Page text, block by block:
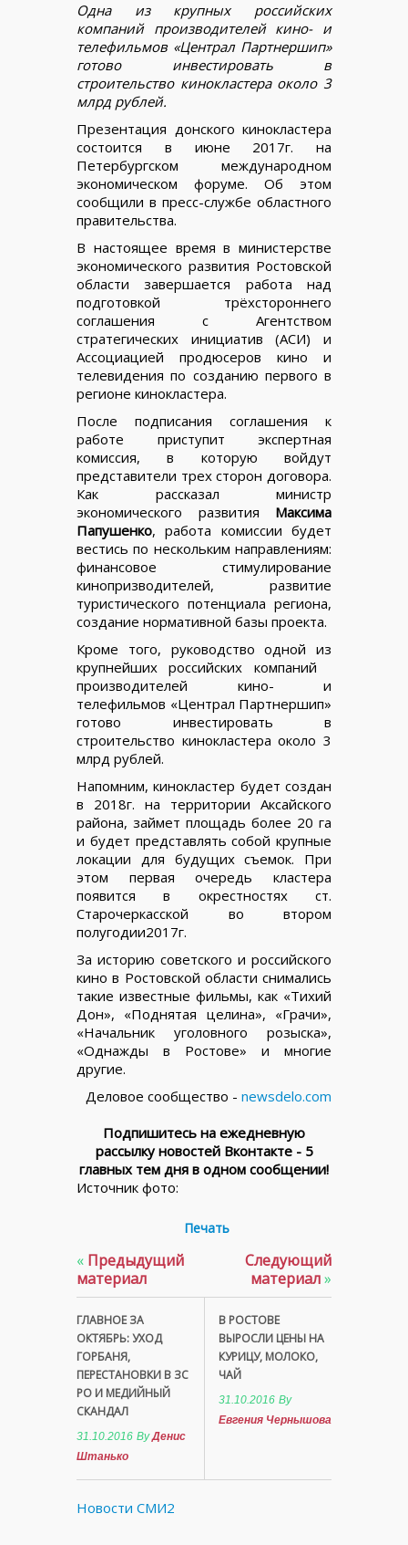
Одна из крупных российских
компаний производителей кино- и
телефильмов «Централ Партнершип»
готово инвестировать в
строительство кинокластера около 3
млрд рублей.
Презентация донского кинокластера
состоится в июне 2017г. на
Петербургском международном
экономическом форуме. Об этом
сообщили в пресс-службе областного
правительства.
В настоящее время в министерстве
экономического развития Ростовской
области завершается работа над
подготовкой трёхстороннего
соглашения с Агентством
стратегических инициатив (АСИ) и
Ассоциацией продюсеров кино и
телевидения по созданию первого в
регионе кинокластера.
После подписания соглашения к
работе приступит экспертная
комиссия, в которую войдут
представители трех сторон договора.
Как рассказал министр
экономического развития Максима
Папушенко, работа комиссии будет
вестись по нескольким направлениям:
финансовое стимулирование
кинопризводителей, развитие
туристического потенциала региона,
создание нормативной базы проекта.
Кроме того, руководство одной из
крупнейших российских компаний
производителей кино- и
телефильмов «Централ Партнершип»
готово инвестировать в
строительство кинокластера около 3
млрд рублей.
Напомним, кинокластер будет создан
в 2018г. на территории Аксайского
района, займет площадь более 20 га
и будет представлять собой крупные
локации для будущих съемок. При
этом первая очередь кластера
появится в окрестностях ст.
Старочеркасской во втором
полугодии2017г.
За историю советского и российского
кино в Ростовской области снимались
такие известные фильмы, как «Тихий
Дон», «Поднятая целина», «Грачи»,
«Начальник уголовного розыска»,
«Однажды в Ростове» и многие
другие.
Деловое сообщество - newsdelo.com
Подпишитесь на ежедневную
рассылку новостей Вконтакте - 5
главных тем дня в одном сообщении!
Источник фото:
Печать
« Предыдущий
материал
ГЛАВНОЕ ЗА
ОКТЯБРЬ: УХОД
ГОРБАНЯ,
ПЕРЕСТАНОВКИ В ЗС
РО И МЕДИЙНЫЙ
СКАНДАЛ
31.10.2016 ByДенис
Штанько
Следующий
материал»
В РОСТОВЕ
ВЫРОСЛИ ЦЕНЫ НА
КУРИЦУ, МОЛОКО,
ЧАЙ
31.10.2016 By
Евгения Чернышова
Новости СМИ2